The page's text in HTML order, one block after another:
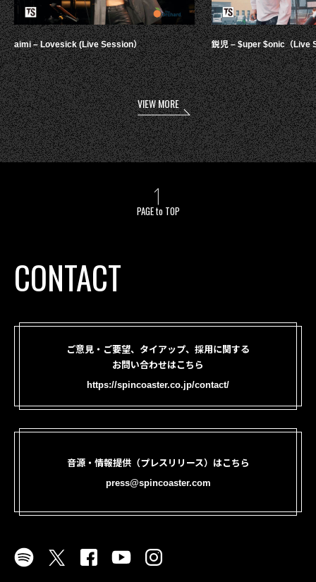
aimi – Lovesick (Live Session） 鋭児 – $uper $onic（Live
VIEW MORE
PAGE to TOP
CONTACT
ご意見・ご要望、タイアップ、採用に関する
お問い合わせはこちら
https://spincoaster.co.jp/contact/
音源・情報提供（プレスリリース）はこちら
press@spincoaster.com